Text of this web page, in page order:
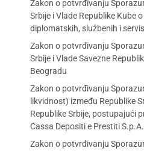
Zakon o potvrđivanju
Srbije i Vlade Republike Kube
diplomatskih, službenih i
Zakon o potvrđivanju
Srbije i Vlade Savezne
Beogradu
Zakon o potvrđivanju
likvidnost) između Republike
Republike Srbije, postupajući
Cassa Depositi e Prestiti S.p.A.
Zakon o potvrđivanju